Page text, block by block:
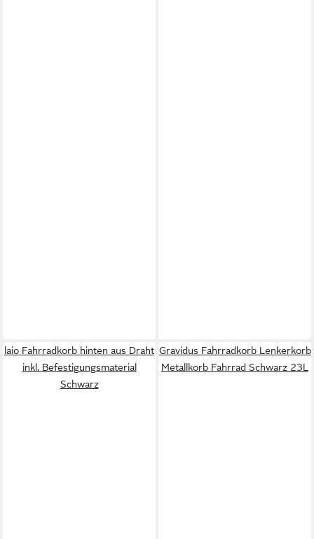
laio Fahrradkorb hinten aus Draht
inkl. Befestigungsmaterial
Schwarz
Gravidus Fahrradkorb Lenkerkorb
Metallkorb Fahrrad Schwarz 23L